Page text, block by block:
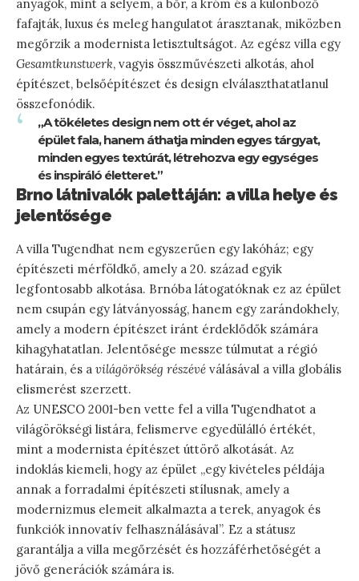
anyagok, mint a selyem, a bőr, a króm és a különböző
fafajták, luxus és meleg hangulatot árasztanak, miközben
megőrzik a modernista letisztultságot. Az egész villa egy
Gesamtkunstwerk, vagyis összművészeti alkotás, ahol
építészet, belsőépítészet és design elválaszthatatlanul
összefonódik.
„A tökéletes design nem ott ér véget, ahol az
épület fala, hanem áthatja minden egyes tárgyat,
minden egyes textúrát, létrehozva egy egységes
és inspiráló életteret.”
Brno látnivalók palettáján: a villa helye és
jelentősége
A villa Tugendhat nem egyszerűen egy lakóház; egy
építészeti mérföldkő, amely a 20. század egyik
legfontosabb alkotása. Brnóba látogatóknak ez az épület
nem csupán egy látványosság, hanem egy zarándokhely,
amely a modern építészet iránt érdeklődők számára
kihagyhatatlan. Jelentősége messze túlmutat a régió
határain, és a világörökség részévé válásával a villa globális
elismerést szerzett.
Az UNESCO 2001-ben vette fel a villa Tugendhatot a
világörökségi listára, felismerve egyedülálló értékét,
mint a modernista építészet úttörő alkotását. Az
indoklás kiemeli, hogy az épület „egy kivételes példája
annak a forradalmi építészeti stílusnak, amely a
modernizmus elemeit alkalmazta a terek, anyagok és
funkciók innovatív felhasználásával”. Ez a státusz
garantálja a villa megőrzését és hozzáférhetőségét a
jövő generációk számára is.